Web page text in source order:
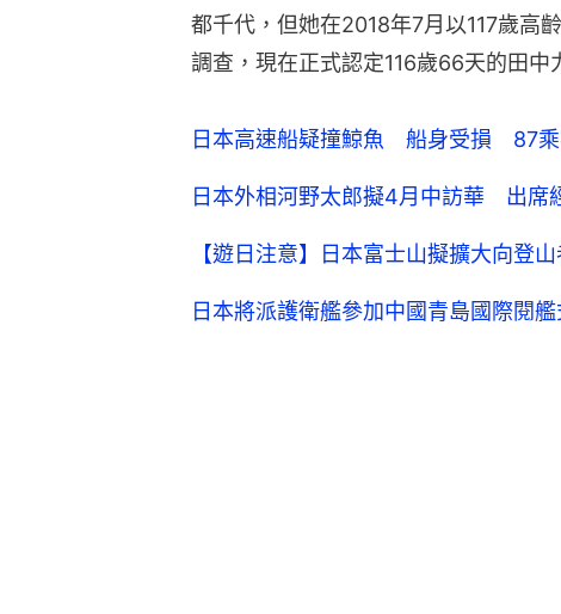
都千代，但她在2018年7月以117歲高
調查，現在正式認定116歲66天的田中
日本高速船疑撞鯨魚 船身受損 87乘
日本外相河野太郎擬4月中訪華 出席
【遊日注意】日本富士山擬擴大向登
日本將派護衛艦參加中國青島國際閱艦